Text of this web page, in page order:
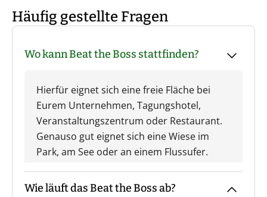
Häufig gestellte Fragen
Wo kann Beat the Boss stattfinden?
Hierfür eignet sich eine freie Fläche bei
Eurem Unternehmen, Tagungshotel,
Veranstaltungszentrum oder Restaurant.
Genauso gut eignet sich eine Wiese im
Park, am See oder an einem Flussufer.
Wie läuft das Beat the Boss ab?